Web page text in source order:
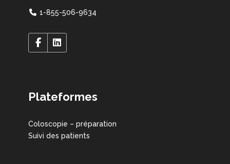
1-855-506-9634
Plateformes
Coloscopie – préparation
Suivi des patients